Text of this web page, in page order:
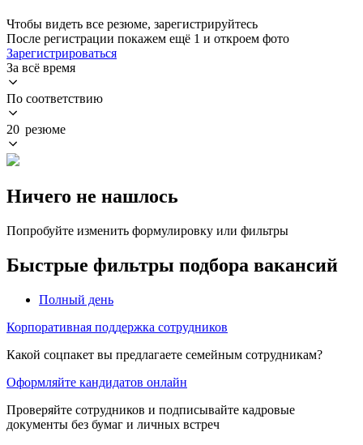
Чтобы видеть все резюме, зарегистрируйтесь
После регистрации покажем ещё 1 и откроем фото
Зарегистрироваться
За всё время
По соответствию
20 резюме
Ничего не нашлось
Попробуйте изменить формулировку или фильтры
Быстрые фильтры подбора вакансий
Полный день
Корпоративная поддержка сотрудников
Какой соцпакет вы предлагаете семейным сотрудникам?
Оформляйте кандидатов онлайн
Проверяйте сотрудников и подписывайте кадровые
документы без бумаг и личных встреч